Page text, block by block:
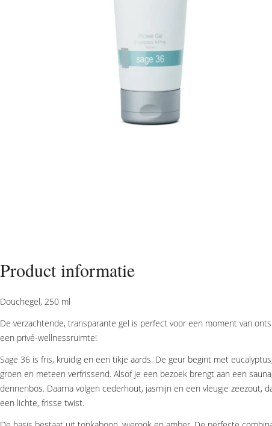
Product informatie
Douchegel, 250 ml
De verzachtende, transparante gel is perfect voor een moment van
een privé-wellnessruimte!
Sage 36 is fris, kruidig en een tikje aards. De geur begint met
groen en meteen verfrissend. Alsof je een bezoek brengt aan een
dennenbos. Daarna volgen cederhout, jasmijn en een vleugje zeezout,
een lichte, frisse twist.